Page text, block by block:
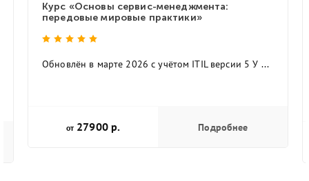
Курс «Основы сервис-менеджмента:
передовые мировые практики»
Обновлён в марте 2026 с учётом ITIL версии 5 У ...
от 27900 р. Подробнее